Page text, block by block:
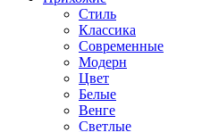
Стиль
Классика
Современные
Модерн
Цвет
Белые
Венге
Светлые